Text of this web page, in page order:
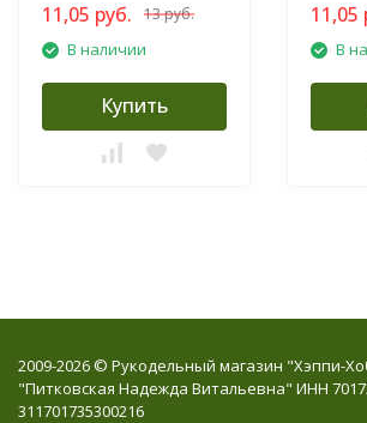
11,05 руб. 13 руб.
В наличии
Купить
11,05
В
2009-2026 © Рукодельный магазин "Хэппи-
"Питковская Надежда Витальевна" ИНН
311701735300216